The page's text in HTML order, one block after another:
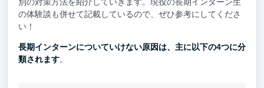
の体験談も併せて記載しているので、ぜひ参考にしてくださ
い！
長期インターンについていけない原因は、主に以下の4つに分
類されます。